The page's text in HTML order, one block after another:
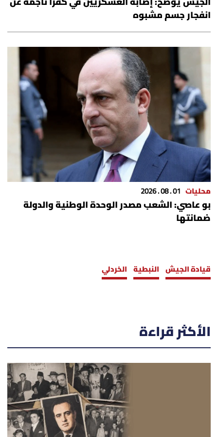
شروط الإشتراك
انفجار جسم مشبوه
محليات 01 . 08 . 2026
بو عاصي: الشعب مصدر الوحدة الوطنية والدولة
ضمانتها
قيادة الجيش النبطية الخردلي
الأكثر قراءة